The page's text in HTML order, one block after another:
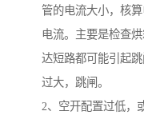
管的电流大小，核
电流。主要是检查
达短路都可能引起
过大，跳闸。
2、空开配置过低，